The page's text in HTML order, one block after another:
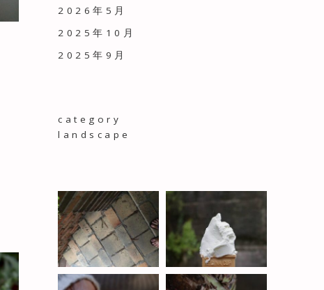
2026年5月
2025年10月
2025年9月
category
landscape